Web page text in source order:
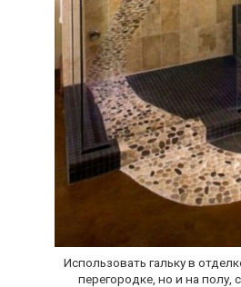
Использовать гальку в
перегородке, но и на